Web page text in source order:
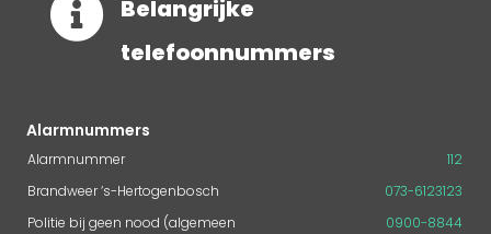

Belangrijke
telefoonnummers
Alarmnummers
Alarmnummer
112
Brandweer ‘s-Hertogenbosch
073-6123123
Politie bij geen nood (algemeen
0900-8844